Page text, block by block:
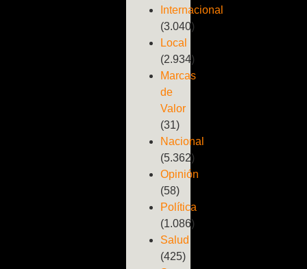
Internacional
(3.040)
Local
(2.934)
Marcas
de
Valor
(31)
Nacional
(5.362)
Opinión
(58)
Política
(1.086)
Salud
(425)